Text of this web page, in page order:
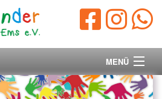
MENÜ
Startseite